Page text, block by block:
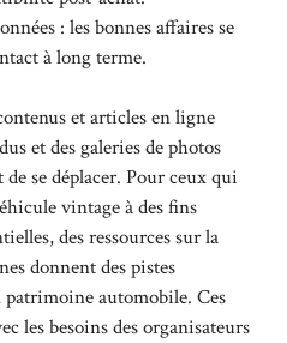
: les bonnes affaires se
à long terme.
et articles en ligne
et des galeries de photos
se déplacer. Pour ceux qui
vintage à des fins
des ressources sur la
donnent des pistes
automobile. Ces
les besoins des organisateurs